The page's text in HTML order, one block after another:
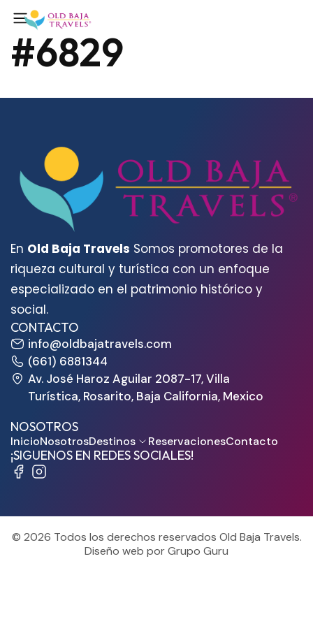
#6829
En Old Baja Travels Somos promotores de la
riqueza cultural y turística con un enfoque
especializado en el patrimonio histórico y
social.
CONTACTO
info@oldbajatravels.com
(661) 6881344
Av. José Haroz Aguilar 2087-17, Villa
Turística, Rosarito, Baja California, Mexico
NOSOTROS
InicioNosotrosDestinos ReservacionesContacto
¡SIGUENOS EN REDES SOCIALES!
© 2026 Todos los derechos reservados Old Baja Travels.
Diseño web por Grupo Guru